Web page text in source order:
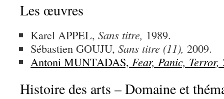
Les œuvres
Karel APPEL, Sans titre, 1989.
Sébastien GOUJU, Sans titre (11), 2009.
Antoni MUNTADAS, Fear, Panic, Terror,
Histoire des arts – Domaine et